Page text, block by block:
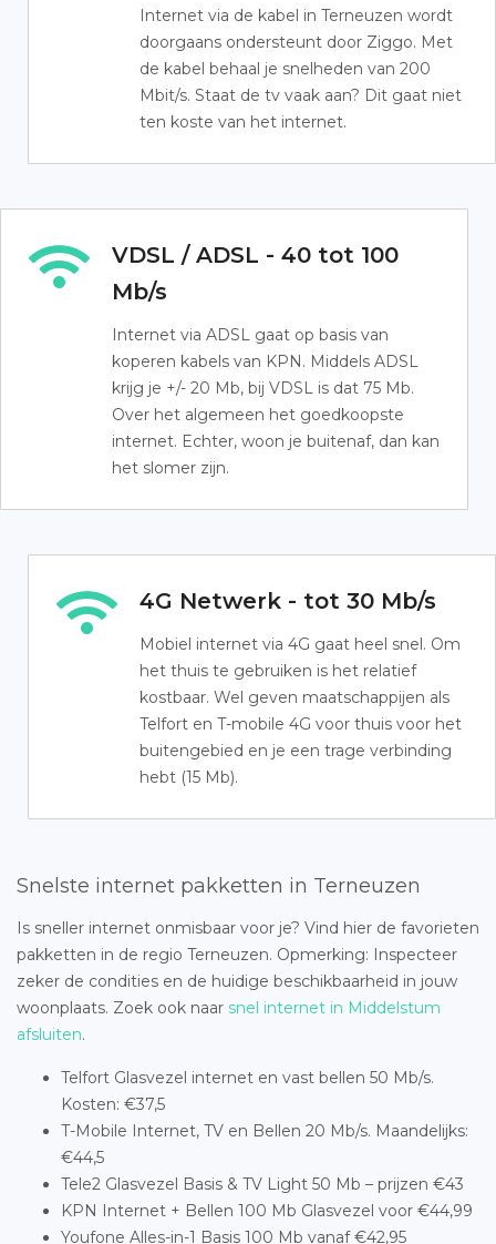
Internet via de kabel in Terneuzen wordt
doorgaans ondersteunt door Ziggo. Met
de kabel behaal je snelheden van 200
Mbit/s. Staat de tv vaak aan? Dit gaat niet
ten koste van het internet.
VDSL / ADSL - 40 tot 100
Mb/s
Internet via ADSL gaat op basis van
koperen kabels van KPN. Middels ADSL
krijg je +/- 20 Mb, bij VDSL is dat 75 Mb.
Over het algemeen het goedkoopste
internet. Echter, woon je buitenaf, dan kan
het slomer zijn.
4G Netwerk - tot 30 Mb/s
Mobiel internet via 4G gaat heel snel. Om
het thuis te gebruiken is het relatief
kostbaar. Wel geven maatschappijen als
Telfort en T-mobile 4G voor thuis voor het
buitengebied en je een trage verbinding
hebt (15 Mb).
Snelste internet pakketten in Terneuzen
Is sneller internet onmisbaar voor je? Vind hier de favorieten
pakketten in de regio Terneuzen. Opmerking: Inspecteer
zeker de condities en de huidige beschikbaarheid in jouw
woonplaats. Zoek ook naar snel internet in Middelstum
afsluiten.
Telfort Glasvezel internet en vast bellen 50 Mb/s.
Kosten: €37,5
T-Mobile Internet, TV en Bellen 20 Mb/s. Maandelijks:
€44,5
Tele2 Glasvezel Basis & TV Light 50 Mb – prijzen €43
KPN Internet + Bellen 100 Mb Glasvezel voor €44,99
Youfone Alles-in-1 Basis 100 Mb vanaf €42,95